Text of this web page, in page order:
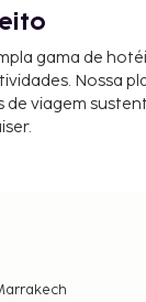
gama de
Nossa
de viagem